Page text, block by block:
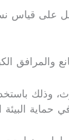
قياس
والمرافق
وذلك
البيئة